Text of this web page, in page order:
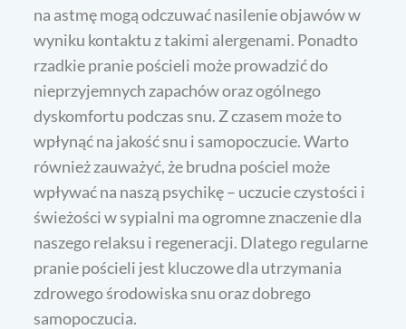
na astmę mogą odczuwać nasilenie objawów w
wyniku kontaktu z takimi alergenami. Ponadto
rzadkie pranie pościeli może prowadzić do
nieprzyjemnych zapachów oraz ogólnego
dyskomfortu podczas snu. Z czasem może to
wpłynąć na jakość snu i samopoczucie. Warto
również zauważyć, że brudna pościel może
wpływać na naszą psychikę – uczucie czystości i
świeżości w sypialni ma ogromne znaczenie dla
naszego relaksu i regeneracji. Dlatego regularne
pranie pościeli jest kluczowe dla utrzymania
zdrowego środowiska snu oraz dobrego
samopoczucia.